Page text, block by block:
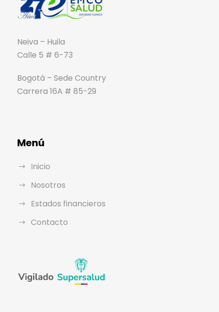
Neiva – Huila
Calle 5 # 6-73
Bogotá – Sede Country
Carrera 16A # 85-29
Menú
Inicio
Nosotros
Estados financieros
Contacto